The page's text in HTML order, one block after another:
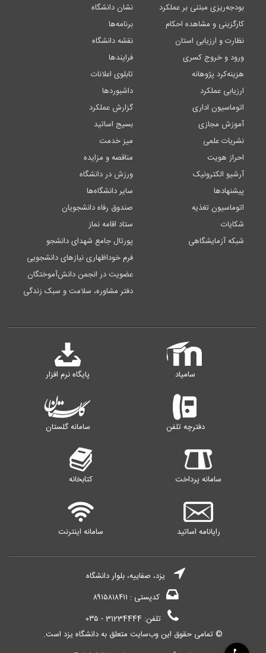
بودجه‌ریزی مبتنی بر عملکرد
کارگزینی و مشاهده احکام
نظارت و ارزیابی استان
ورود و خروج کسری
هزینه‌کرد پژوهانه
ارزیابی عملکرد
اتوماسیون اداری
آموزش مجازی
نشریات علمی
احراز هویت
آرشیو الکترونیک
پیشنهادها
اتوماسیون تغذیه
شکایات
شبکه آزمایشگاهی
نشان دانشگاه
برنامه‌ها
نقشه دانشگاه
فرایندها
تابلوی اعلانات
داشبوردها
گزارش عملکرد
بسیج اساتید
میز خدمت
مناقصه و مزایده
ورزش در دانشگاه
سایر دانشگاه‌ها
صندوق رفاه دانشجویان
ستاد اقامه نماز
پورتال جامع شهدای دانشجو
فرم خوداظهاری نیازهای دانشجویی
عضویت در انجمن دانش‌آموختگان
دفتر مشاوره، سلامت و سبک زندگی
سامیاد پایگاه نرم افزار
دفترچه تلفن سامانه گلستان
سامانه پرداخت کتابخانه
رایانامه اساتید سامانه اینترنت
یزد، صفاییه، بلوار دانشگاه
کدپستی : ۸۹۱۵۸۱۸۴۱۱
تلفن: 31234444 - ۰۳۵
© تمامی حقوق این وب‌سایت متعلق به دانشگاه یزد است.